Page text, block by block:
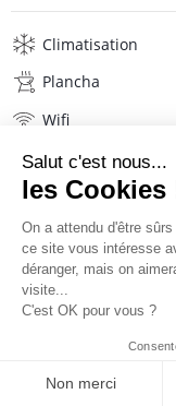
Climatisation
Plancha
Wifi
Hifi
Lave-linge
Mat. de repassage
Description Avis